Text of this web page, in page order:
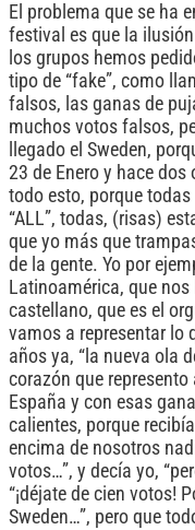
El problema que se ha
festival es que la
los grupos hemos
tipo de “fake”, como
falsos, las ganas de
muchos votos falsos,
llegado el Sweden,
23 de Enero y hace
todo esto, porque
“ALL”, todas, (risas)
que yo más que
de la gente. Yo por
Latinoamérica, que
castellano, que es el
vamos a representar lo
años ya, “la nueva ola
corazón que
España y con esas
calientes, porque
encima de nosotros
votos…”, y decía yo,
“¡déjate de cien votos!
Sweden…”, pero que